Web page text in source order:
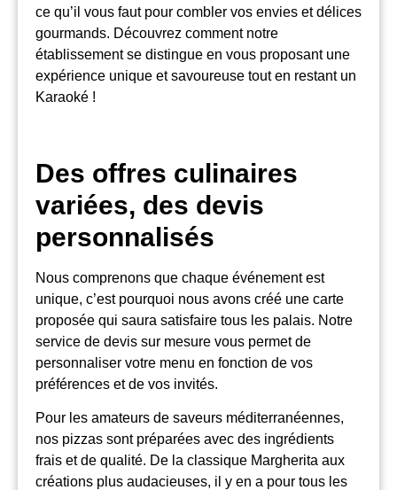
ce qu’il vous faut pour combler vos envies et délices
gourmands. Découvrez comment notre
établissement se distingue en vous proposant une
expérience unique et savoureuse tout en restant un
Karaoké !
Des offres culinaires
variées, des devis
personnalisés
Nous comprenons que chaque événement est
unique, c’est pourquoi nous avons créé une carte
proposée qui saura satisfaire tous les palais. Notre
service de devis sur mesure vous permet de
personnaliser votre menu en fonction de vos
préférences et de vos invités.
Pour les amateurs de saveurs méditerranéennes,
nos pizzas sont préparées avec des ingrédients
frais et de qualité. De la classique Margherita aux
créations plus audacieuses, il y en a pour tous les